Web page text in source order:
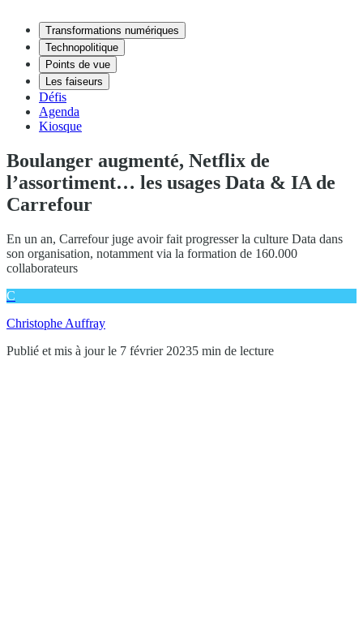
Transformations numériques
Technopolitique
Points de vue
Les faiseurs
Défis
Agenda
Kiosque
Boulanger augmenté, Netflix de
l’assortiment… les usages Data & IA de
Carrefour
En un an, Carrefour juge avoir fait progresser la culture Data dans
son organisation, notamment via la formation de 160.000
collaborateurs
C
Christophe Auffray
Publié et mis à jour le 7 février 20235 min de lecture